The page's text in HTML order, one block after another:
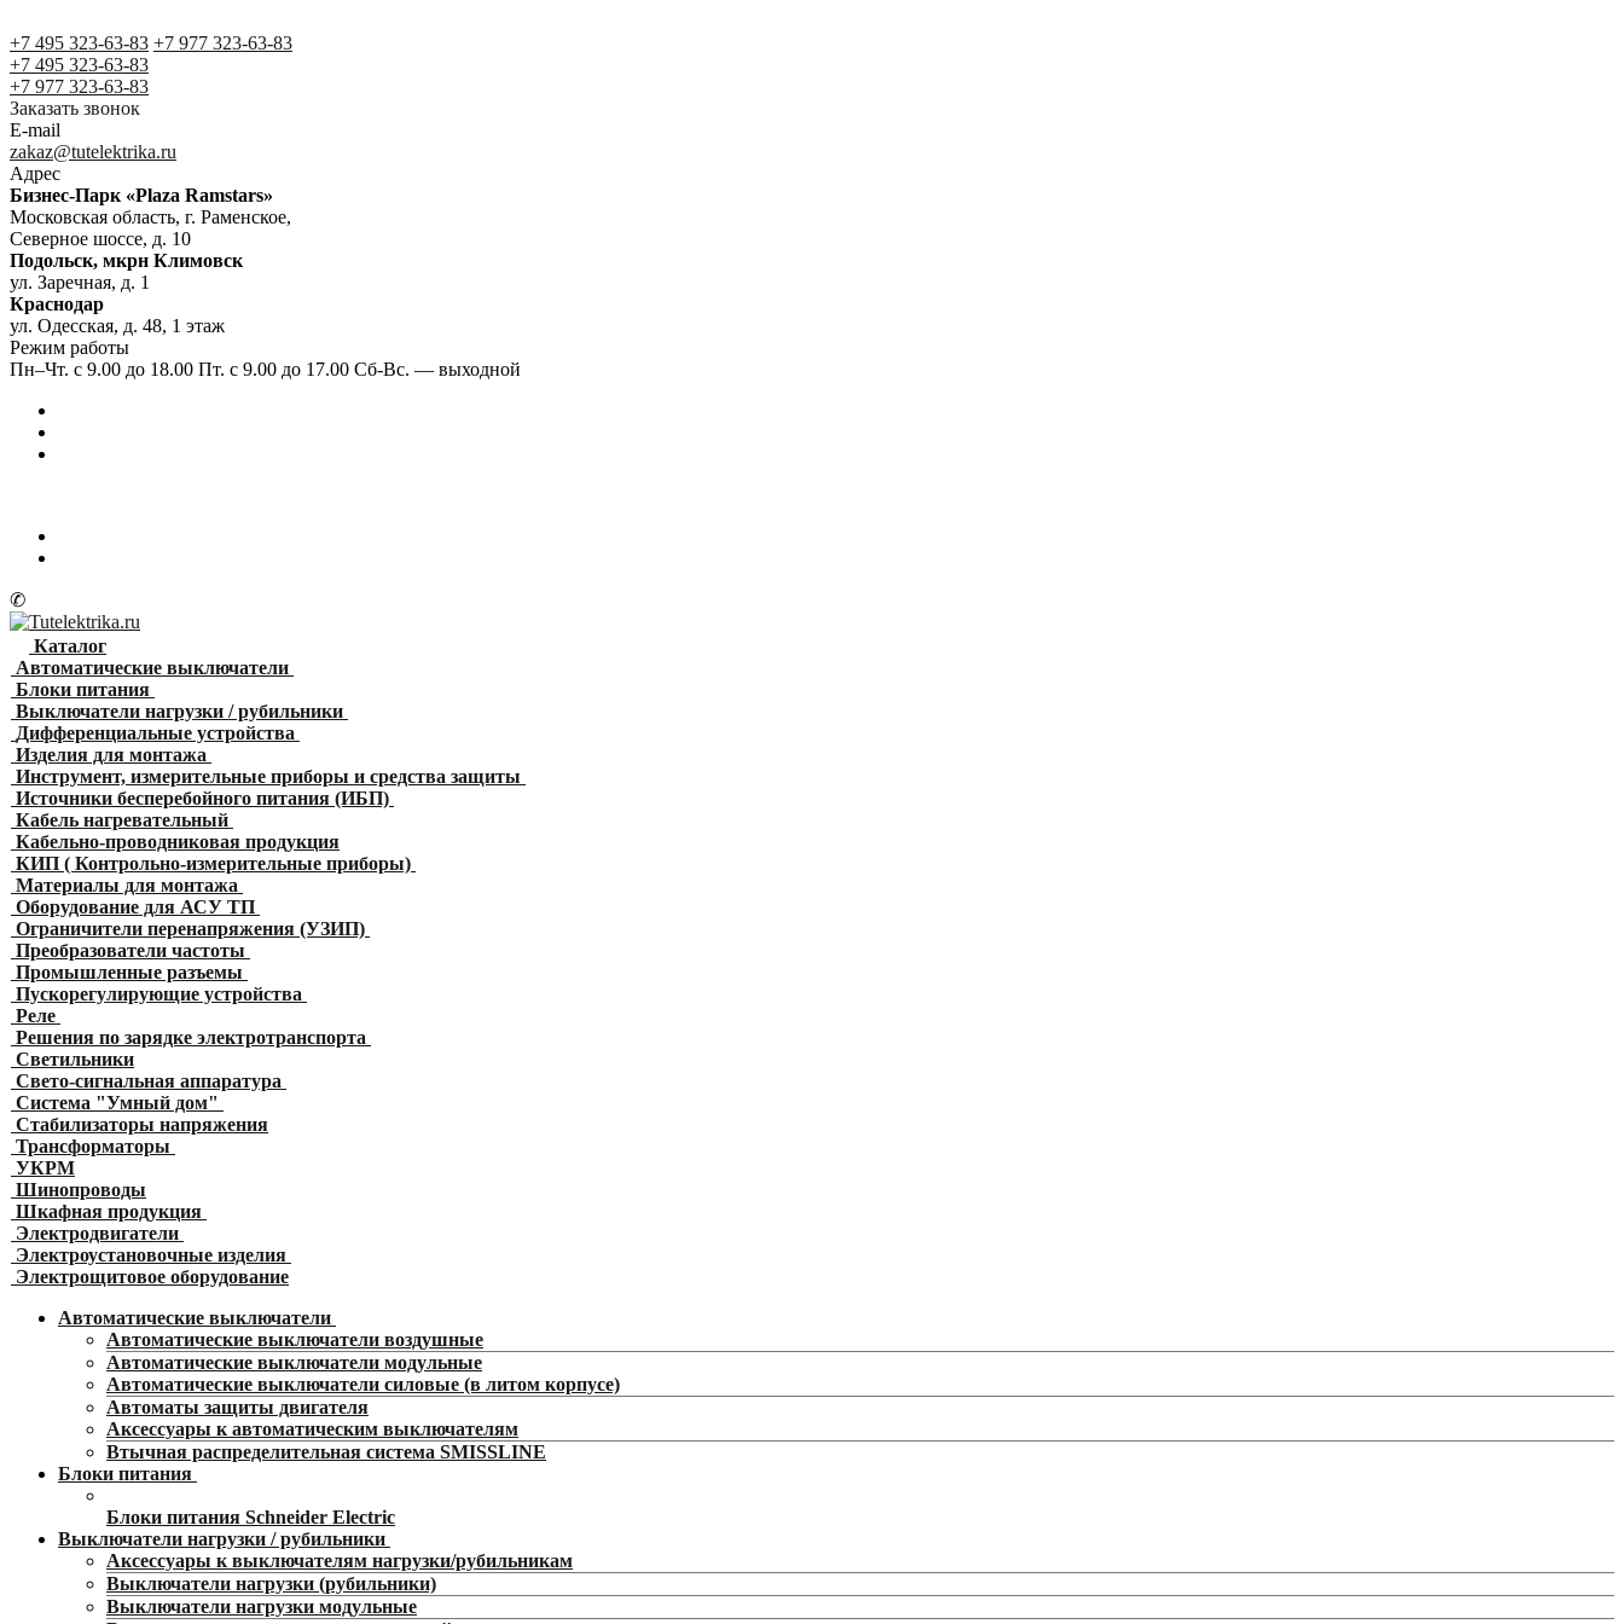
+7 495 323-63-83 +7 977 323-63-83
+7 495 323-63-83
+7 977 323-63-83
Заказать звонок
E-mail
zakaz@tutelektrika.ru
Адрес
Бизнес-Парк «Plaza Ramstars»
Московская область, г. Раменское,
Северное шоссе, д. 10
Подольск, мкрн Климовск
ул. Заречная, д. 1
Краснодар
ул. Одесская, д. 48, 1 этаж
Режим работы
Пн–Чт. с 9.00 до 18.00 Пт. с 9.00 до 17.00 Сб-Вс. — выходной
✆
Каталог
Автоматические выключатели
Блоки питания
Выключатели нагрузки / рубильники
Дифференциальные устройства
Изделия для монтажа
Инструмент, измерительные приборы и средства защиты
Источники бесперебойного питания (ИБП)
Кабель нагревательный
Кабельно-проводниковая продукция
КИП ( Контрольно-измерительные приборы)
Материалы для монтажа
Оборудование для АСУ ТП
Ограничители перенапряжения (УЗИП)
Преобразователи частоты
Промышленные разъемы
Пускорегулирующие устройства
Реле
Решения по зарядке электротранспорта
Светильники
Свето-сигнальная аппаратура
Система "Умный дом"
Стабилизаторы напряжения
Трансформаторы
УКРМ
Шинопроводы
Шкафная продукция
Электродвигатели
Электроустановочные изделия
Электрощитовое оборудование
Автоматические выключатели
Автоматические выключатели воздушные
Автоматические выключатели модульные
Автоматические выключатели силовые (в литом корпусе)
Автоматы защиты двигателя
Аксессуары к автоматическим выключателям
Втычная распределительная система SMISSLINE
Блоки питания
Блоки питания Schneider Electric
Выключатели нагрузки / рубильники
Аксессуары к выключателям нагрузки/рубильникам
Выключатели нагрузки (рубильники)
Выключатели нагрузки модульные